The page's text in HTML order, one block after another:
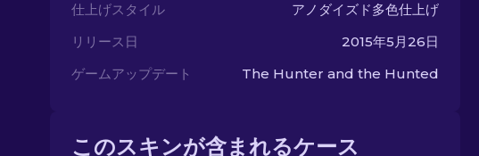
仕上げスタイル
アノダイズド多色仕上げ
リリース日
2015年5月26日
ゲームアップデート
The Hunter and the Hunted
このスキンが含まれるケース